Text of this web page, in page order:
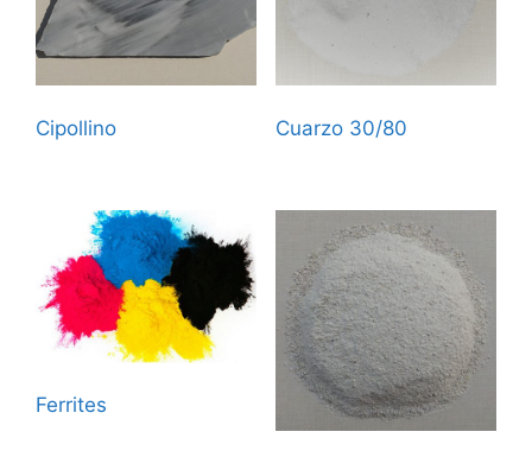
Cipollino Cuarzo 30/80
Ferrites